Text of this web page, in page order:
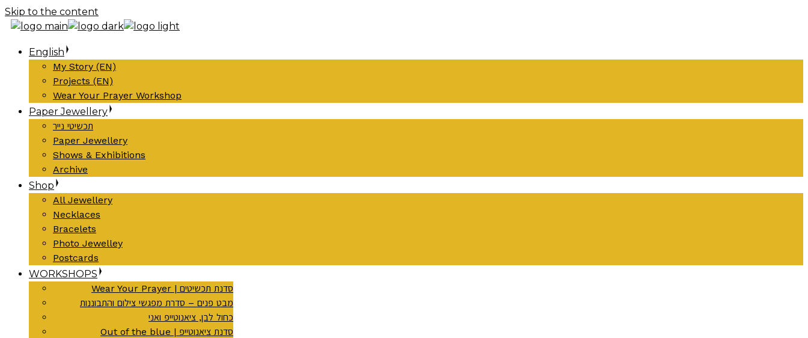
Skip to the content
English
My Story (EN)
Projects (EN)
Wear Your Prayer Workshop
Paper Jewellery
תכשיטי נייר
Paper Jewellery
Shows & Exhibitions
Archive
Shop
All Jewellery
Necklaces
Bracelets
Photo Jewelley
Postcards
WORKSHOPS
Wear Your Prayer | סדנת תכשיטים
מבט פנים – סדרת מפגשי צילום והתבוננות
כחול לבן, ציאנוטייפ ואני
Out of the blue | סדנת ציאנוטייפ